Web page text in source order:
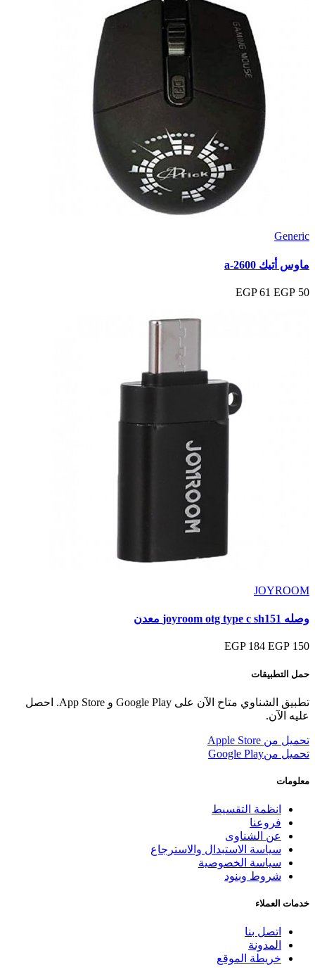
Generic
ماوس أتيك a-2600
50 EGP
61 EGP
JOYROOM
وصله joyroom otg type c sh151 معدن
150 EGP
184 EGP
حمل التطبيقات
تطبيق الشناوي متاح الآن على Google Play و App Store. احصل
عليه الآن.
تحميل من Apple Store
تحميل منGoogle Play
معلومات
انظمة التقسيط
فروعنا
عن الشناوى
سياسة الاستبدال والاسترجاع
سياسة الخصوصية
شروط وبنود
خدمات العملاء
اتصل بنا
المدونة
خريطة الموقع